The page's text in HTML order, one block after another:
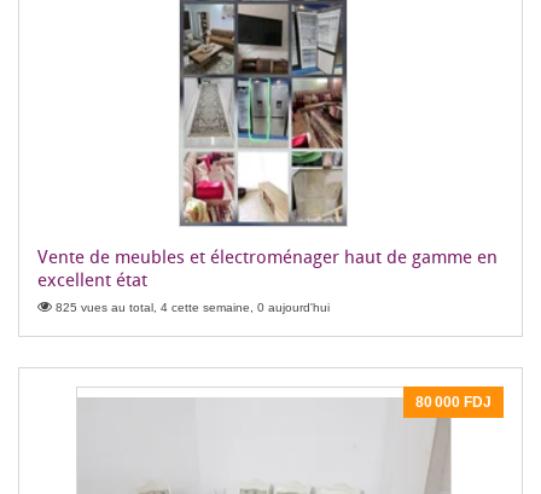
Vente de meubles et électroménager haut de gamme en
excellent état
825 vues au total, 4 cette semaine, 0 aujourd'hui
80 000 FDJ